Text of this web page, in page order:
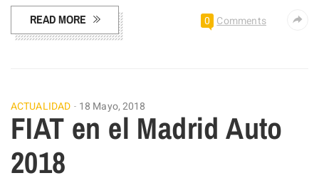
READ MORE 0 Comments
ACTUALIDAD 18 Mayo, 2018
FIAT en el Madrid Auto
2018